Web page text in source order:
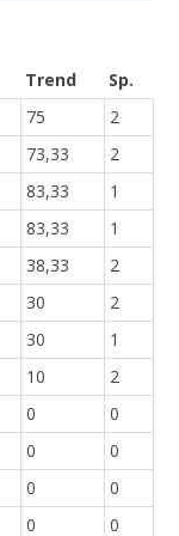
Trend
Sp.
75
2
73,33
2
83,33
1
83,33
1
38,33
2
30
2
30
1
10
2
0
0
0
0
0
0
0 0